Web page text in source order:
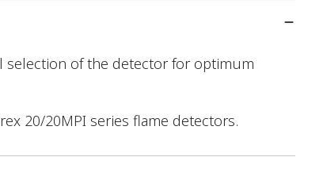
of the detector for optimum
20/20MPI series flame detectors.